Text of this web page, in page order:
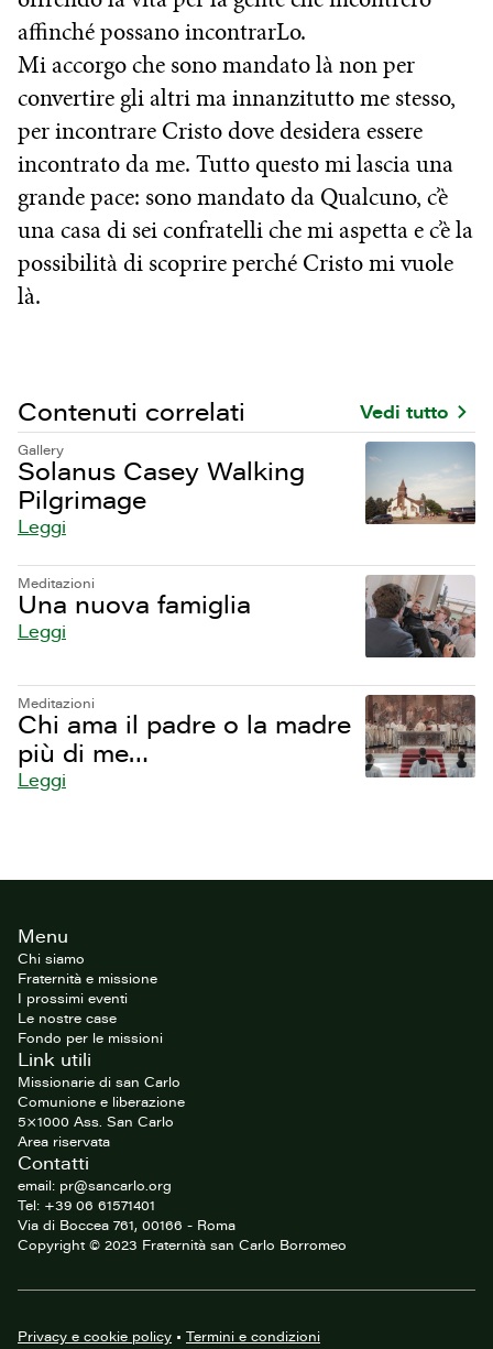
affinché possano incontrarLo.
Mi accorgo che sono mandato là non per
convertire gli altri ma innanzitutto me stesso,
per incontrare Cristo dove desidera essere
incontrato da me. Tutto questo mi lascia una
grande pace: sono mandato da Qualcuno, c’è
una casa di sei confratelli che mi aspetta e c’è la
possibilità di scoprire perché Cristo mi vuole
là.
Contenuti correlati Vedi tutto
Gallery
Solanus Casey Walking
Pilgrimage
Leggi
Meditazioni
Una nuova famiglia
Leggi
Meditazioni
Chi ama il padre o la madre
più di me…
Leggi
FooterMenu
Chi siamo
Fraternità e missione
I prossimi eventi
Le nostre case
Fondo per le missioni
Link utili
Missionarie di san Carlo
Comunione e liberazione
5×1000 Ass. San Carlo
Area riservata
Contatti
email: pr@sancarlo.org
Tel: +39 06 61571401
Via di Boccea 761, 00166 - Roma
Copyright © 2023 Fraternità san Carlo Borromeo
Privacy e cookie policy • Termini e condizioni